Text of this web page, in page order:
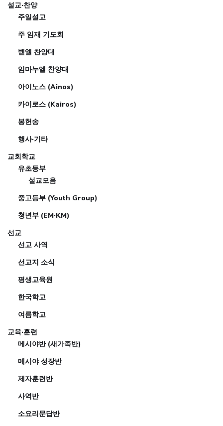
설교·찬양
주일설교
주 임재 기도회
벧엘 찬양대
임마누엘 찬양대
아이노스 (Ainos)
카이로스 (Kairos)
봉헌송
행사·기타
교회학교
유초등부
설교모음
중고등부 (Youth Group)
청년부 (EM·KM)
선교
선교 사역
선교지 소식
평생교육원
한국학교
여름학교
교육·훈련
메시야반 (새가족반)
메시야 성장반
제자훈련반
사역반
소요리문답반